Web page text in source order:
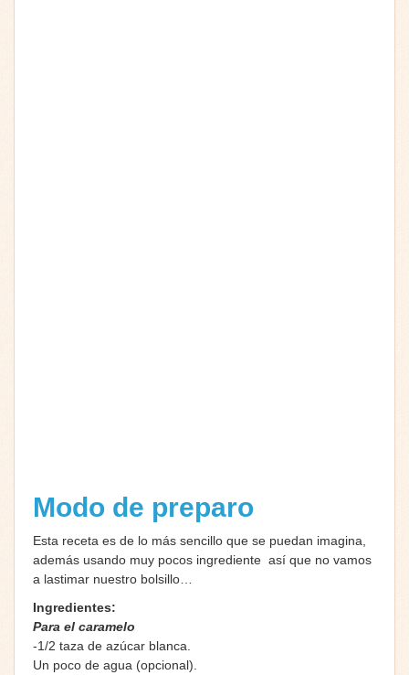
Modo de preparo
Esta receta es de lo más sencillo que se puedan imagina,
además usando muy pocos ingrediente así que no vamos
a lastimar nuestro bolsillo…
Ingredientes:
Para el caramelo
-1/2 taza de azúcar blanca.
Un poco de agua (opcional).